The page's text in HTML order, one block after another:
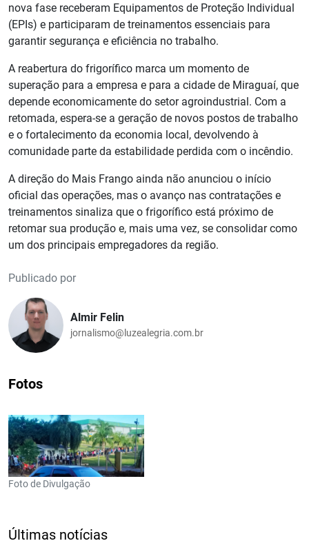
nova fase receberam Equipamentos de Proteção Individual
(EPIs) e participaram de treinamentos essenciais para
garantir segurança e eficiência no trabalho.
A reabertura do frigorífico marca um momento de
superação para a empresa e para a cidade de Miraguaí, que
depende economicamente do setor agroindustrial. Com a
retomada, espera-se a geração de novos postos de trabalho
e o fortalecimento da economia local, devolvendo à
comunidade parte da estabilidade perdida com o incêndio.
A direção do Mais Frango ainda não anunciou o início
oficial das operações, mas o avanço nas contratações e
treinamentos sinaliza que o frigorífico está próximo de
retomar sua produção e, mais uma vez, se consolidar como
um dos principais empregadores da região.
Publicado por
Almir Felin
jornalismo@luzealegria.com.br
Fotos
Foto de Divulgação
Últimas notícias